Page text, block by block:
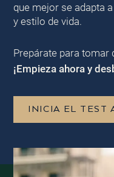
que mejor se adapta
y estilo de vida.
Prepárate para
¡Empieza ahora y
INICIA EL TEST